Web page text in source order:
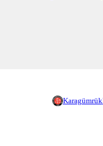
Karagümrük